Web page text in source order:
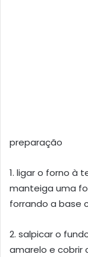
preparação
1. ligar o forno à
manteiga uma
forrando a base
2. salpicar o
amarelo e cobrir